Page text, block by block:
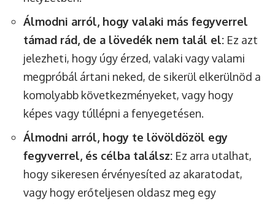
Álmodni arról, hogy valaki más fegyverrel
támad rád, de a lövedék nem talál el: Ez azt
jelezheti, hogy úgy érzed, valaki vagy valami
megpróbál ártani neked, de sikerül elkerülnöd a
komolyabb következményeket, vagy hogy
képes vagy túllépni a fenyegetésen.
Álmodni arról, hogy te lövöldözöl egy
fegyverrel, és célba találsz: Ez arra utalhat,
hogy sikeresen érvényesíted az akaratodat,
vagy hogy erőteljesen oldasz meg egy